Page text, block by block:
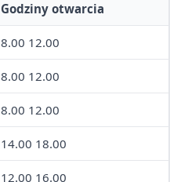
Godziny otwarcia
8.00 12.00
8.00 12.00
8.00 12.00
14.00 18.00
12.00 16.00